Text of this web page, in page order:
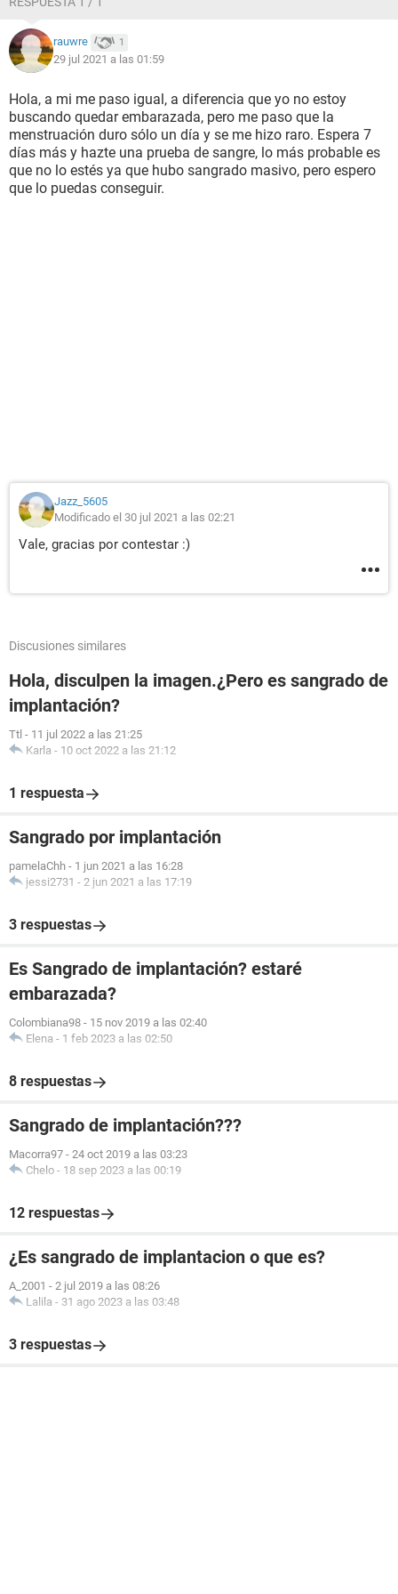
como si fuera el ultimo día de mi regla y se me hizo extraño
y de ahí ya no volví a sangrar más
(aquí ya empecé a dudar si era sangrado de implantación o
no)
Solo tuve un ligero manchado marron 4 días después que
sería el de 24 de junio (y el supuesto día donde tenía que
bajarme)
Me hice dos pruebas de embarazo el día 27 de Julio y las
dos salieron negativas.
con seguro medíco.
rauwre 1
29 jul 2021 a las 01:59
Hola, a mi me paso igual, a diferencia que yo no estoy
buscando quedar embarazada, pero me paso que la
menstruación duro sólo un día y se me hizo raro. Espera 7
días más y hazte una prueba de sangre, lo más probable es
que no lo estés ya que hubo sangrado masivo, pero espero
que lo puedas conseguir.
Jazz_5605
Modificado el 30 jul 2021 a las 02:21
Vale, gracias por contestar :)
Discusiones similares
Hola, disculpen la imagen.¿Pero es sangrado de
implantación?
Ttl - 11 jul 2022 a las 21:25
Karla - 10 oct 2022 a las 21:12
1 respuesta
Sangrado por implantación
pamelaChh - 1 jun 2021 a las 16:28
jessi2731 - 2 jun 2021 a las 17:19
3 respuestas
Es Sangrado de implantación? estaré
embarazada?
Colombiana98 - 15 nov 2019 a las 02:40
Elena - 1 feb 2023 a las 02:50
8 respuestas
Sangrado de implantación???
Macorra97 - 24 oct 2019 a las 03:23
Chelo - 18 sep 2023 a las 00:19
12 respuestas
¿Es sangrado de implantacion o que es?
A_2001 - 2 jul 2019 a las 08:26
Lalila - 31 ago 2023 a las 03:48
3 respuestas